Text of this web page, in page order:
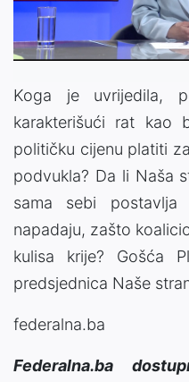
Koga je uvrijedila,
karakterišući rat kao
političku cijenu platiti
podvukla? Da li Naša
sama sebi postavlja
napadaju, zašto
kulisa krije? Gošća
predsjednica Naše
federalna.ba
Federalna.ba